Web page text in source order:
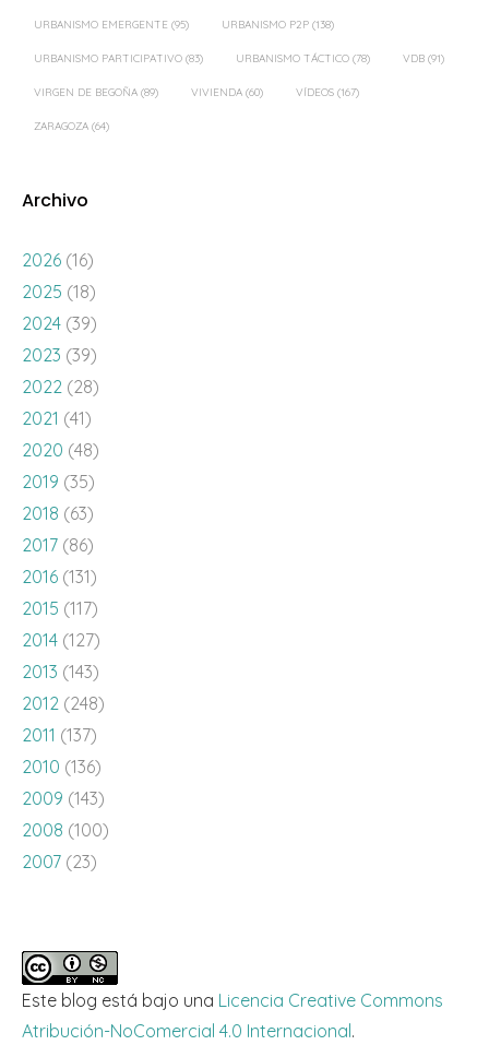
URBANISMO EMERGENTE (95) URBANISMO P2P (138)
URBANISMO PARTICIPATIVO (83) URBANISMO TÁCTICO (78) VDB (91)
VIRGEN DE BEGOÑA (89) VIVIENDA (60) VÍDEOS (167)
ZARAGOZA (64)
Archivo
2026 (16)
2025 (18)
2024 (39)
2023 (39)
2022 (28)
2021 (41)
2020 (48)
2019 (35)
2018 (63)
2017 (86)
2016 (131)
2015 (117)
2014 (127)
2013 (143)
2012 (248)
2011 (137)
2010 (136)
2009 (143)
2008 (100)
2007 (23)
Este blog está bajo una Licencia Creative Commons
Atribución-NoComercial 4.0 Internacional.